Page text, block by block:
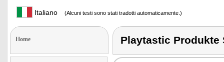
Italiano (Alcuni testi sono stati tradotti automaticamente.)
Home Playtastic Produkte